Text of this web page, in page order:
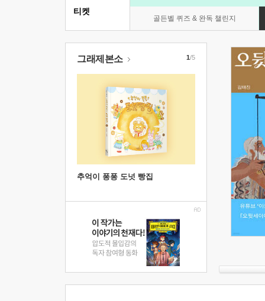
골든벨 퀴즈 & 완독 챌린지
티켓
그래제본소
추억이 퐁퐁 도넛 빵집
1/5